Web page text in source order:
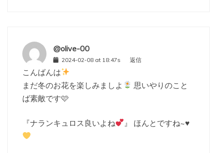
@olive-00
2024-02-08 at 18:47s 返信
こんばんは
まだ冬のお花を楽しみましよ
思いやりのこと
ば素敵です🩷
『ナランキュロス良いよね ︎』 ほんとですね~♥️